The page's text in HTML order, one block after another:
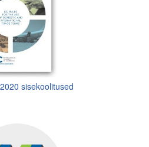
sisekoolitused